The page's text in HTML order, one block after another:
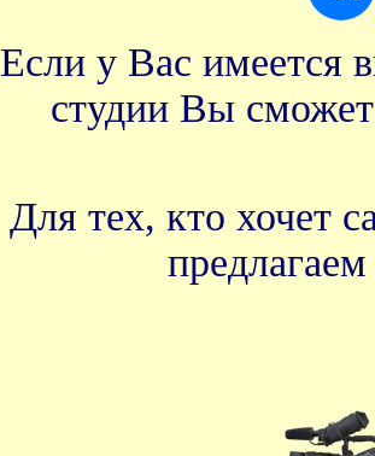
Если у Вас имеется
студии Вы
Для тех, кто хочет